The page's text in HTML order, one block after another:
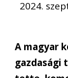
2024.
A magyar
gazdasági